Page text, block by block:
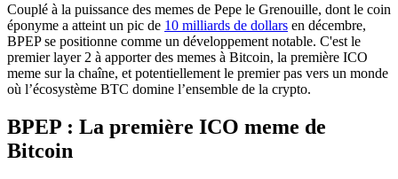
Couplé à la puissance des memes de Pepe le Grenouille, dont le coin
éponyme a atteint un pic de 10 milliards de dollars en décembre,
BPEP se positionne comme un développement notable. C'est le
premier layer 2 à apporter des memes à Bitcoin, la première ICO
meme sur la chaîne, et potentiellement le premier pas vers un monde
où l’écosystème BTC domine l’ensemble de la crypto.
BPEP : La première ICO meme de
Bitcoin